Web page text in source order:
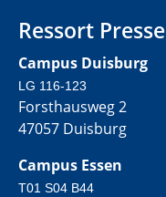
Ressort Presse
Campus Duisburg
LG 116-123
Forsthausweg 2
47057 Duisburg
Campus Essen
T01 S04 B44